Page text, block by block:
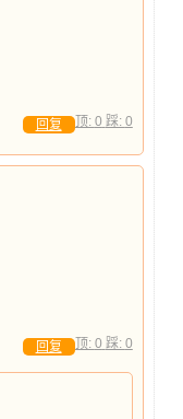
顶: 0 踩: 0
回复
顶: 0 踩: 0
回复